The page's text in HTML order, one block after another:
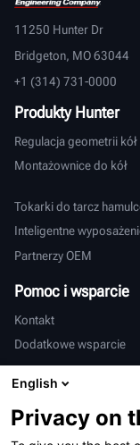
11250 Hunter Dr
Bridgeton, MO 63044
+1 (314) 731-0000
Produkty Hunter
Regulacja geometrii kół
Montażownice do kół
Tokarki do tarcz
Inteligentne
Partnerzy OEM
Pomoc i wsparcie
Kontakt
Dodatkowe wsparcie
Międzynarodowy
Sprzedaż i serwis
English
Privacy on